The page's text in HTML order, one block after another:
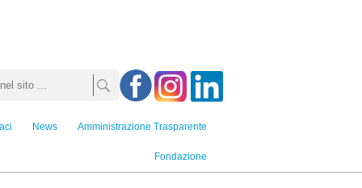
News Amministrazione Trasparente
Fondazione